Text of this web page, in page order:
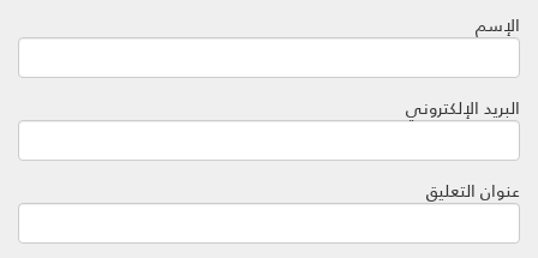
الإسم
البريد الإلكتروني
عنوان التعليق